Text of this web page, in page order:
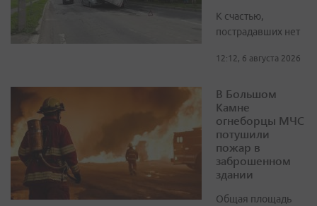
К счастью,
пострадавших нет
12:12, 6 августа 2026
В Большом
Камне
огнеборцы МЧС
потушили
пожар в
заброшенном
здании
Общая площадь